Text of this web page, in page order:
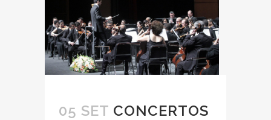
05 SET CONCERTOS